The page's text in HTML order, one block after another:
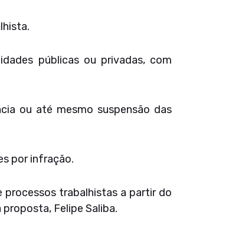
públicas ou privadas, com
ou até mesmo suspensão das
por infração.
processos trabalhistas a partir do
Felipe Saliba.